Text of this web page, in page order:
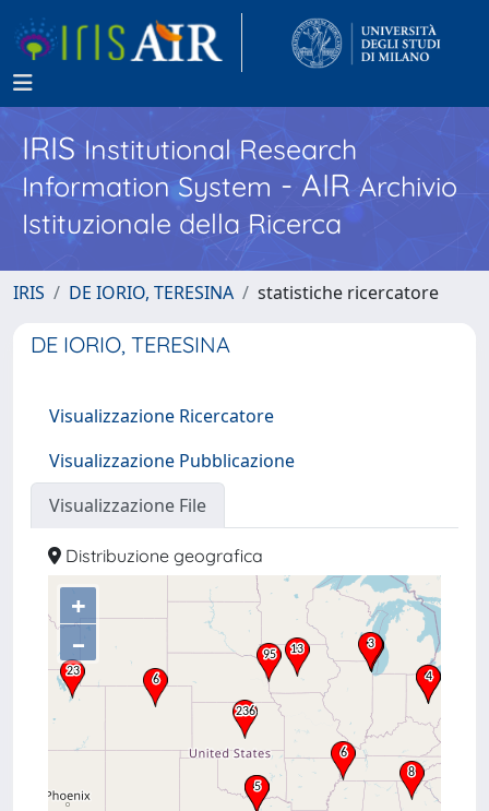
IRISInstitutional Research
Information System - AIR Archivio
Istituzionale della Ricerca
IRIS DE IORIO, TERESINA statistiche ricercatore
DE IORIO, TERESINA
Visualizzazione Ricercatore
Visualizzazione Pubblicazione
Visualizzazione File
Distribuzione geografica
+
–